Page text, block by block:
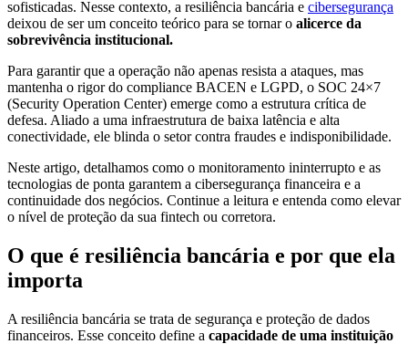
sofisticadas. Nesse contexto, a resiliência bancária e cibersegurança
deixou de ser um conceito teórico para se tornar o alicerce da
sobrevivência institucional.
Para garantir que a operação não apenas resista a ataques, mas
mantenha o rigor do compliance BACEN e LGPD, o SOC 24×7
(Security Operation Center) emerge como a estrutura crítica de
defesa. Aliado a uma infraestrutura de baixa latência e alta
conectividade, ele blinda o setor contra fraudes e indisponibilidade.
Neste artigo, detalhamos como o monitoramento ininterrupto e as
tecnologias de ponta garantem a cibersegurança financeira e a
continuidade dos negócios. Continue a leitura e entenda como elevar
o nível de proteção da sua fintech ou corretora.
O que é resiliência bancária e por que ela
importa
A resiliência bancária se trata de segurança e proteção de dados
financeiros. Esse conceito define a capacidade de uma instituição